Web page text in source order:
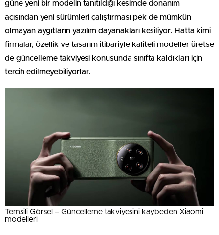
güne yeni bir modelin tanıtıldığı kesimde donanım
açısından yeni sürümleri çalıştırması pek de mümkün
olmayan aygıtların yazılım dayanakları kesiliyor. Hatta kimi
firmalar, özellik ve tasarım itibariyle kaliteli modeller üretse
de güncelleme takviyesi konusunda sınıfta kaldıkları için
tercih edilmeyebiliyorlar.
Temsili Görsel – Güncelleme takviyesini kaybeden Xiaomi
modelleri